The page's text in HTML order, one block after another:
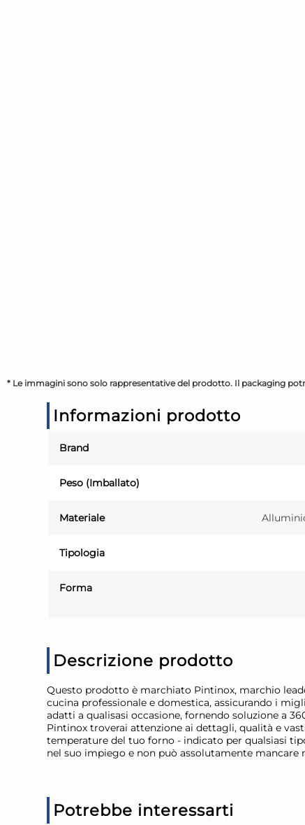
* Le immagini sono solo rappresentative del prodotto. Il packaging
Informazioni prodotto
Brand
Peso (Imballato)
Materiale
Tipologia
Forma
Descrizione prodotto
Questo prodotto è marchiato Pintinox, marchio
cucina professionale e domestica, assicurando i
adatti a qualisasi occasione, fornendo soluzione a
Pintinox troverai attenzione ai dettagli, qualità e
temperature del tuo forno - indicato per qualsiasi
nel suo impiego e non può assolutamente mancare
Potrebbe interessarti